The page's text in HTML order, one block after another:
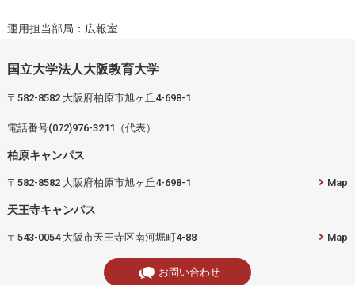
運用担当部局：広報室
国立大学法人大阪教育大学
〒582-8582 大阪府柏原市旭ヶ丘4-698-1
電話番号(072)976-3211（代表）
柏原キャンパス
〒582-8582 大阪府柏原市旭ヶ丘4-698-1 Map
天王寺キャンパス
〒543-0054 大阪市天王寺区南河堀町4-88 Map
お問い合わせ